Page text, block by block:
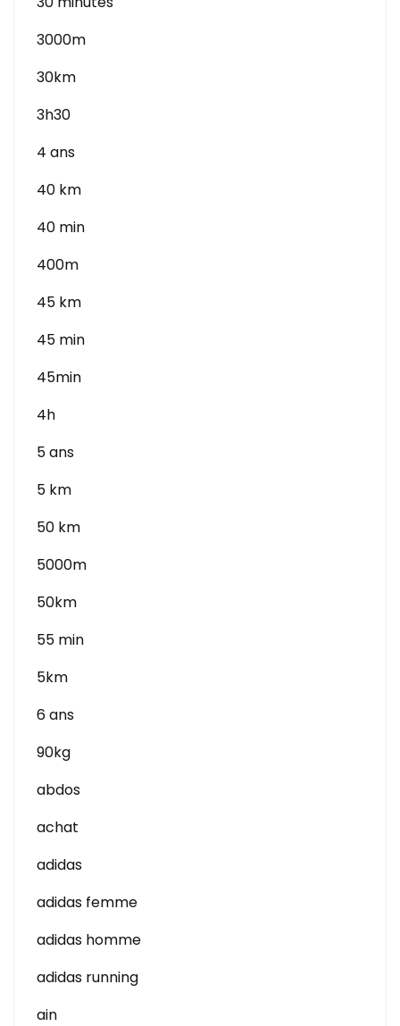
3000m
30km
3h30
4 ans
40 km
40 min
400m
45 km
45 min
45min
4h
5 ans
5 km
50 km
5000m
50km
55 min
5km
6 ans
90kg
abdos
achat
adidas
adidas femme
adidas homme
adidas running
ain